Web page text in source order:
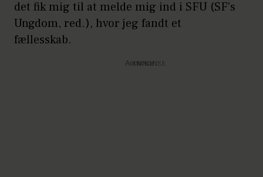
det fik mig til at melde mig ind i SFU (SF’s
Ungdom, red.), hvor jeg fandt et
fællesskab.
Annonce